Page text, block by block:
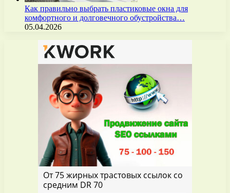
Как правильно выбрать пластиковые окна для
комфортного и долговечного обустройства…
05.04.2026